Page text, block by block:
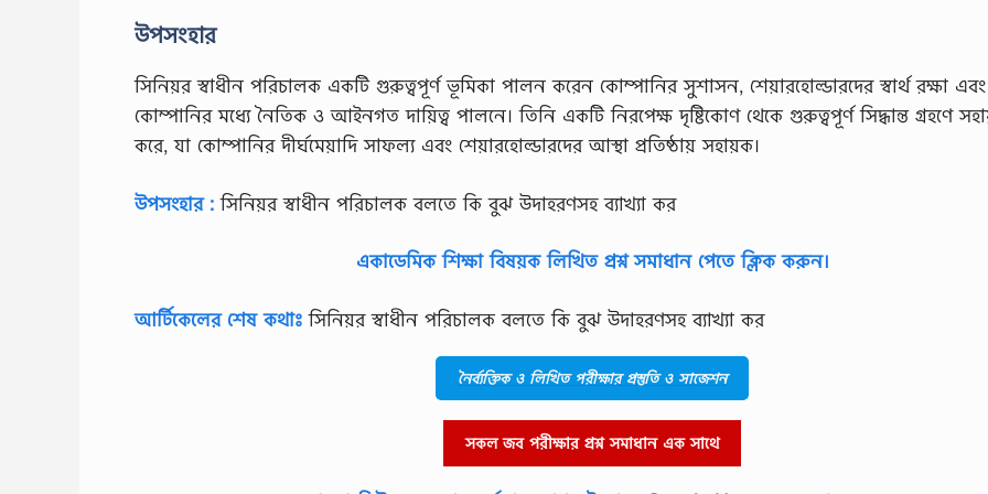
উপসংহার
সিনিয়র স্বাধীন পরিচালক একটি গুরুত্বপূর্ণ ভূমিকা পালন করেন কোম্পানির সুশাসন, শেয়ারহোল্ডারদের স্বার্থ রক্ষা এবং
কোম্পানির মধ্যে নৈতিক ও আইনগত দায়িত্ব পালনে। তিনি একটি নিরপেক্ষ দৃষ্টিকোণ থেকে গুরুত্বপূর্ণ সিদ্ধান্ত গ্রহণে
করে, যা কোম্পানির দীর্ঘমেয়াদি সাফল্য এবং শেয়ারহোল্ডারদের আস্থা প্রতিষ্ঠায় সহায়ক।
উপসংহার :সিনিয়র স্বাধীন পরিচালক বলতে কি বুঝ উদাহরণসহ ব্যাখ্যা কর
একাডেমিক শিক্ষা বিষয়ক লিখিত প্রশ্ন সমাধান পেতে ক্লিক করুন।
আর্টিকেলের শেষ কথাঃ সিনিয়র স্বাধীন পরিচালক বলতে কি বুঝ উদাহরণসহ ব্যাখ্যা কর
নৈর্ব্যক্তিক ও লিখিত পরীক্ষার প্রস্তুতি ও সাজেশন
সকল জব পরীক্ষার প্রশ্ন সমাধান এক সাথে